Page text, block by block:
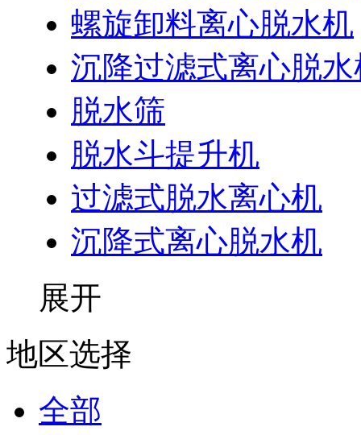
螺旋卸料离心脱水机
沉降过滤式离心脱水
脱水筛
脱水斗提升机
过滤式脱水离心机
沉降式离心脱水机
展开
地区选择
全部